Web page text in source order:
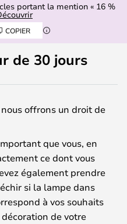
portant la mention « 16 %
COPIER
de 30 jours
offrons un droit de
que vous, en
ce dont vous
également prendre
si la lampe dans
à vos souhaits
de votre